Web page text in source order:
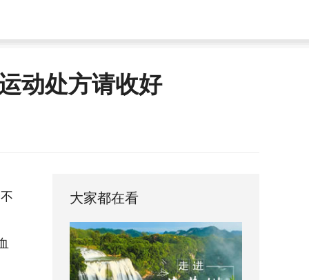
动处方请收好
大家都在看